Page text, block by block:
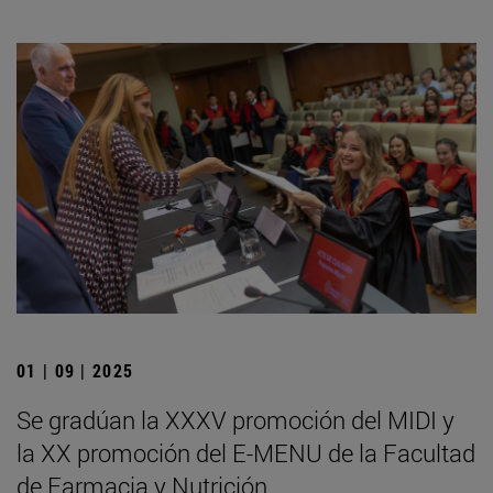
01 | 09 | 2025
Se gradúan la XXXV promoción del MIDI y
la XX promoción del E-MENU de la Facultad
de Farmacia y Nutrición